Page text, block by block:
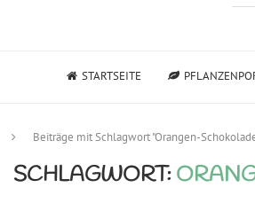
STARTSEITE
Beiträge mit Schlagwort "Orangen-
SCHLAGWORT: